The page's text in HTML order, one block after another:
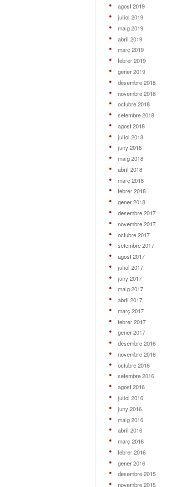
agost 2019
juliol 2019
maig 2019
abril 2019
març 2019
febrer 2019
gener 2019
desembre 2018
novembre 2018
octubre 2018
setembre 2018
agost 2018
juliol 2018
juny 2018
maig 2018
abril 2018
març 2018
febrer 2018
gener 2018
desembre 2017
novembre 2017
octubre 2017
setembre 2017
agost 2017
juliol 2017
juny 2017
maig 2017
abril 2017
març 2017
febrer 2017
gener 2017
desembre 2016
novembre 2016
octubre 2016
setembre 2016
agost 2016
juliol 2016
juny 2016
maig 2016
abril 2016
març 2016
febrer 2016
gener 2016
desembre 2015
novembre 2015